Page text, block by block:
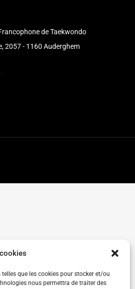
que les cookies pour stocker et/ou
nous permettra de traiter des
de Taekwondo
2057 - 1160 Auderghem